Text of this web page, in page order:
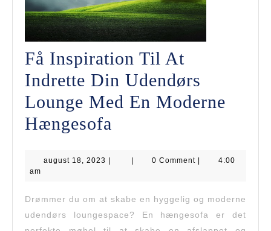
Få Inspiration Til At
Indrette Din Udendørs
Lounge Med En Moderne
Hængesofa
Til
Indrette
august 18, 2023 august
| | 0 Comment |
4:00
am
Drømmer du om at skabe en hyggelig og moderne
udendørs loungespace? En hængesofa er det